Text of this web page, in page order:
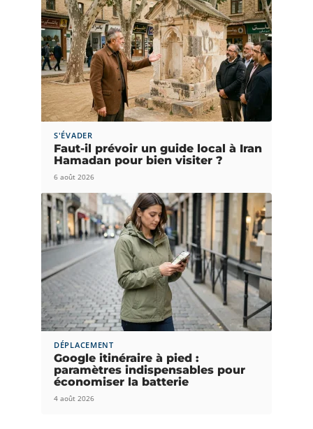
S'ÉVADER
Faut-il prévoir un guide local à Iran
Hamadan pour bien visiter ?
6 août 2026
DÉPLACEMENT
Google itinéraire à pied :
paramètres indispensables pour
économiser la batterie
4 août 2026